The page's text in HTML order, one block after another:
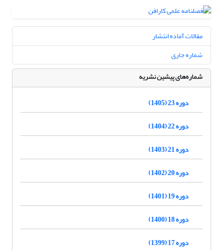
مقالات آماده انتشار
شماره جاری
شماره‌های پیشین نشریه
دوره 23 (1405)
دوره 22 (1404)
دوره 21 (1403)
دوره 20 (1402)
دوره 19 (1401)
دوره 18 (1400)
دوره 17 (1399)